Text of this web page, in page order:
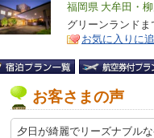
エ
リ
ア
福岡県 大牟田・
特
徴
グリーンランド
お気に入りに
お客さまの声
夕日が綺麗でリーズナブル